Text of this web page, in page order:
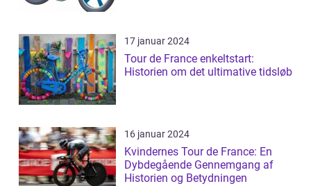
17 januar 2024
Tour de France enkeltstart:
Historien om det ultimative tidsløb
16 januar 2024
Kvindernes Tour de France: En
Dybdegående Gennemgang af
Historien og Betydningen